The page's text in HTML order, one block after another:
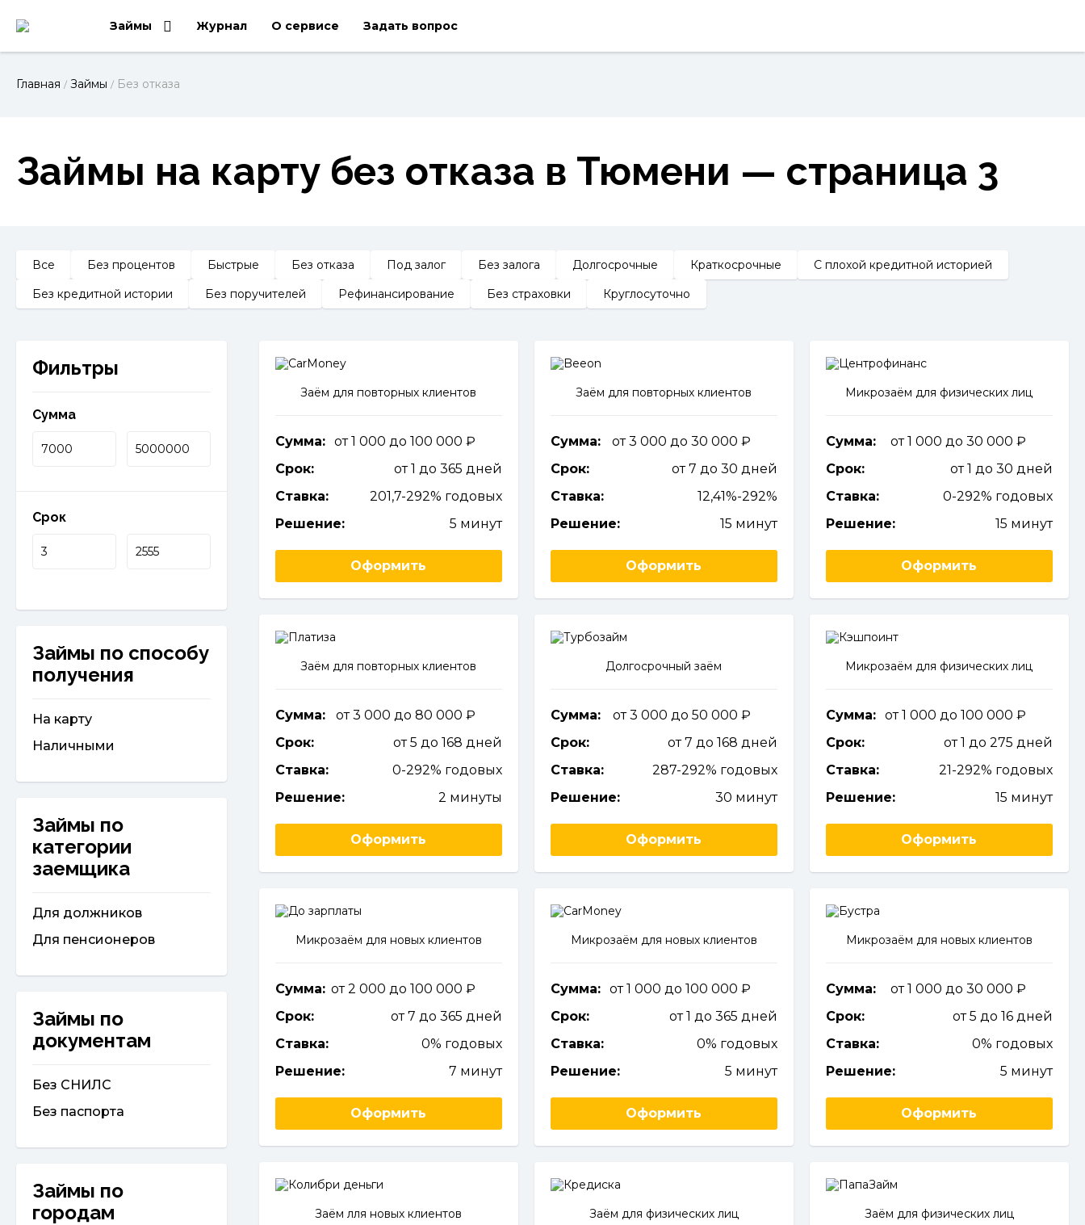
Займы Журнал О сервисе Задать вопрос
Главная / Займы / Без отказа
Займы на карту без отказа в Тюмени — страница 3
Все Без процентов Быстрые Без отказа Под залог Без залога Долгосрочные Краткосрочные
С плохой кредитной историей
Без кредитной истории
Без поручителей Рефинансирование Без страховки Круглосуточно
Фильтры
Сумма
Срок
Займы по способу
получения
На карту
Наличными
Займы по
категории
заемщика
Для должников
Для пенсионеров
Займы по
документам
Без СНИЛС
Без паспорта
Займы по
городам
Заём для повторных клиентов
Сумма: от 1 000 до 100 000
Срок:
от 1 до 365 дней
Ставка:
201,7-292% годовых
Решение:
5 минут
Оформить
Заём для повторных клиентов
Сумма:
от 3 000 до 30 000
Срок:
от 7 до 30 дней
Ставка:
12,41%-292%
Решение:
15 минут
Оформить
Микрозаём для физических лиц
Сумма:
от 1 000 до 30 000
Срок:
от 1 до 30 дней
Ставка:
0-292% годовых
Решение:
15 минут
Оформить
Заём для повторных клиентов
Сумма:
от 3 000 до 80 000
Срок:
от 5 до 168 дней
Ставка:
0-292% годовых
Решение:
2 минуты
Оформить
Долгосрочный заём
Сумма:
от 3 000 до 50 000
Срок:
от 7 до 168 дней
Ставка:
287-292% годовых
Решение:
30 минут
Оформить
Микрозаём для физических лиц
Сумма: от 1 000 до 100 000
Срок:
от 1 до 275 дней
Ставка:
21-292% годовых
Решение:
15 минут
Оформить
Микрозаём для новых клиентов
Сумма: от 2 000 до 100 000
Срок:
от 7 до 365 дней
Ставка:
0% годовых
Решение:
7 минут
Оформить
Микрозаём для новых клиентов
Сумма: от 1 000 до 100 000
Срок:
от 1 до 365 дней
Ставка:
0% годовых
Решение:
5 минут
Оформить
Микрозаём для новых клиентов
Сумма:
от 1 000 до 30 000
Срок:
от 5 до 16 дней
Ставка:
0% годовых
Решение:
5 минут
Оформить
Заём лля новых клиентов Заём для физических лиц Заём для физических лиц